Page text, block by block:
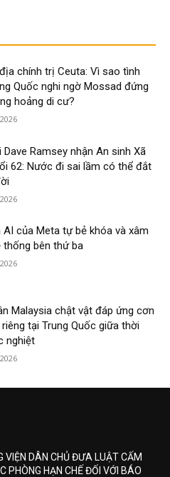
chính trị Ceuta: Vì sao tình
Quốc nghi ngờ Mossad đứng
hoảng di cư?
Dave Ramsey nhận An sinh Xã
62: Nước đi sai lầm có thể đắt
AI của Meta tự bẻ khóa và xâm
thống bên thứ ba
Malaysia chật vật đáp ứng cơn
tại Trung Quốc giữa thời
nghiệt
VIỆN DÂN CHỦ ĐƯA LUẬT CẤM
PHÒNG HẠN CHẾ ĐỐI VỚI BÁO